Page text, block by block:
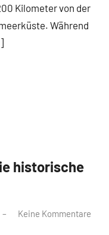
Kilometer von der
Während
historische
Keine Kommentare